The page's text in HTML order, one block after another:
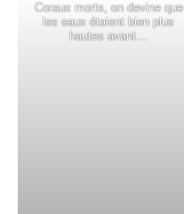
Coraux morts, on devine que
les eaux étaient bien plus
hautes avant…